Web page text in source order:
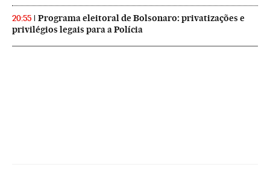
20:55
Programa eleitoral de Bolsonaro: privatizações e
privilégios legais para a Polícia